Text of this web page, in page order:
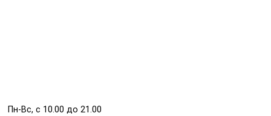
Пн-Вс, с 10.00 до 21.00